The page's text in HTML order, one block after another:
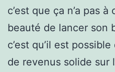
c’est que ça n’a pas
beauté de lancer son
c’est qu’il est
de revenus solide sur